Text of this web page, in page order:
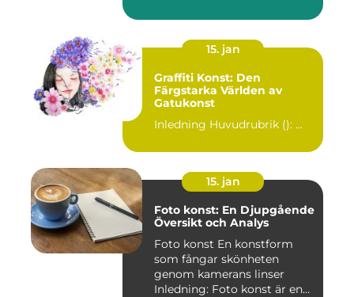
15. jan
Graffiti Konst: Den
Färgstarka Världen av
Gatukonst
Inledning Huvudrubrik (): ...
15. jan
Foto konst: En Djupgående
Översikt och Analys
Foto konst En konstform
som fångar skönheten
genom kamerans linser
Inledning: Foto konst är en